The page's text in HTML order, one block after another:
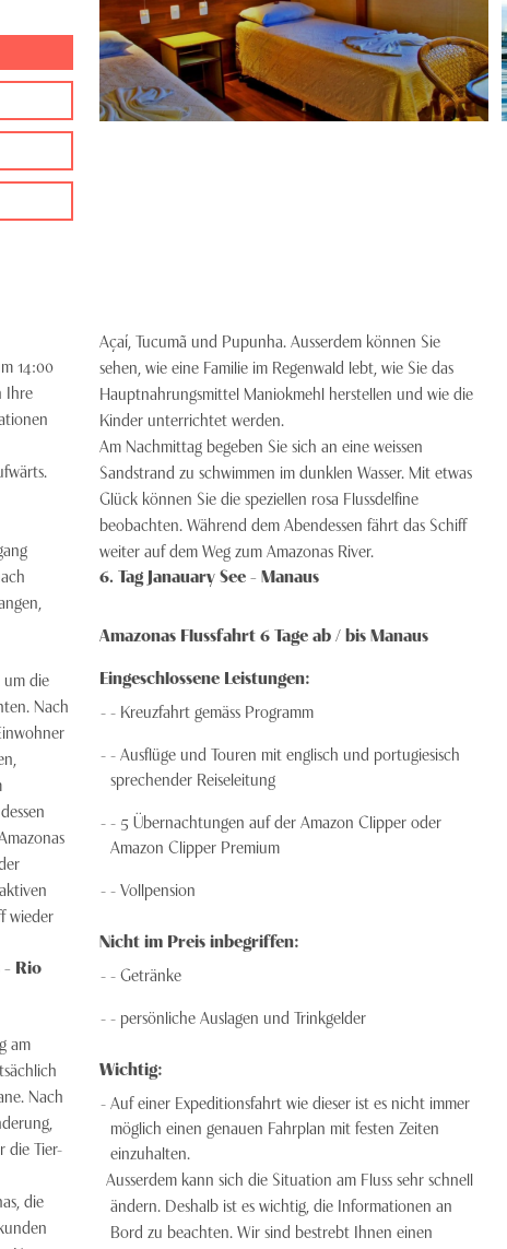
14:00
Ihre
die
Nach
wieder
- Rio
am
Nach
die Tier-
die
Açaí, Tucumã und Pupunha. Ausserdem können Sie
sehen, wie eine Familie im Regenwald lebt, wie Sie das
Hauptnahrungsmittel Maniokmehl herstellen und wie die
Kinder unterrichtet werden.
Am Nachmittag begeben Sie sich an eine weissen
Sandstrand zu schwimmen im dunklen Wasser. Mit etwas
Glück können Sie die speziellen rosa Flussdelfine
beobachten. Während dem Abendessen fährt das Schiff
weiter auf dem Weg zum Amazonas River.
6. Tag Janauary See - Manaus
Amazonas Flussfahrt 6 Tage ab / bis Manaus
Eingeschlossene Leistungen:
- Kreuzfahrt gemäss Programm
- Ausflüge und Touren mit englisch und portugiesisch
sprechender Reiseleitung
- 5 Übernachtungen auf der Amazon Clipper oder
Amazon Clipper Premium
- Vollpension
Nicht im Preis inbegriffen:
- Getränke
- persönliche Auslagen und Trinkgelder
Wichtig:
Auf einer Expeditionsfahrt wie dieser ist es nicht immer
möglich einen genauen Fahrplan mit festen Zeiten
einzuhalten.
Ausserdem kann sich die Situation am Fluss sehr schnell
ändern. Deshalb ist es wichtig, die Informationen an
Bord zu beachten. Wir sind bestrebt Ihnen einen